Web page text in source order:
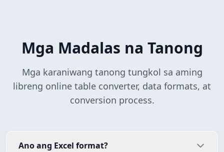
Mga Madalas na Tanong
Mga karaniwang tanong tungkol sa aming
libreng online table converter, data formats, at
conversion process.
Ano ang Excel format?